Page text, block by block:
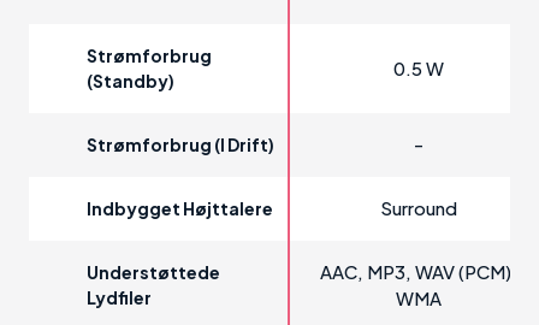
Strømforbrug
(standby)
0.5 W
Strømforbrug (i Drift) -
Indbygget Højttalere Surround
Understøttede
Lydfiler
AAC, MP3, WAV (PCM),
WMA